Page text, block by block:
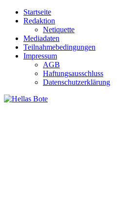
Zum
Inhalt
Startseite
Redaktion
Netiquette
Mediadaten
Teilnahmebedingungen
Impressum
AGB
Haftungsausschluss
Datenschutzerklärung